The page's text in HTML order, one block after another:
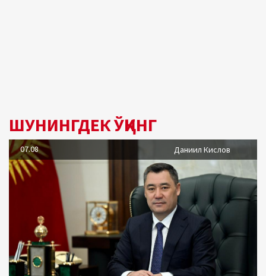
ШУНИНГДЕК ЎҚИНГ
07.08 Даниил Кислов